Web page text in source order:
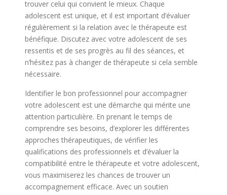
trouver celui qui convient le mieux. Chaque
adolescent est unique, et il est important d’évaluer
régulièrement si la relation avec le thérapeute est
bénéfique. Discutez avec votre adolescent de ses
ressentis et de ses progrès au fil des séances, et
n’hésitez pas à changer de thérapeute si cela semble
nécessaire.
Identifier le bon professionnel pour accompagner
votre adolescent est une démarche qui mérite une
attention particulière. En prenant le temps de
comprendre ses besoins, d’explorer les différentes
approches thérapeutiques, de vérifier les
qualifications des professionnels et d’évaluer la
compatibilité entre le thérapeute et votre adolescent,
vous maximiserez les chances de trouver un
accompagnement efficace. Avec un soutien